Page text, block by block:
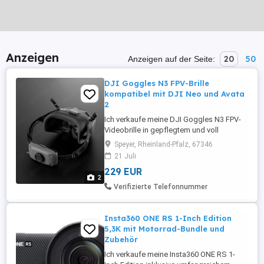
Anzeigen Anzeigen auf der Seite: 20 50
2
DJI Goggles N3 FPV-Brille
kompatibel mit DJI Neo und Avata
2
Ich verkaufe meine DJI Goggles N3 FPV-
Videobrille in gepflegtem und voll
funktionsfähigem Zustand. Die Goggles
N3 bietet ein intensives Flugerlebnis aus
der Perspektive der Drohne. In Verbindung
mit einer kompatiblen DJI-Drohne und
dem DJI RC Motion 3 lassen sich
steuern. Die ...
Speyer, Rheinland-Pfalz, 67346
21 Juli
229 EUR
Verifizierte Telefonnummer
Insta360 ONE RS 1-Inch Edition
5,3K mit Motorrad-Bundle und
Zubehör
Ich verkaufe meine Insta360 ONE RS 1-